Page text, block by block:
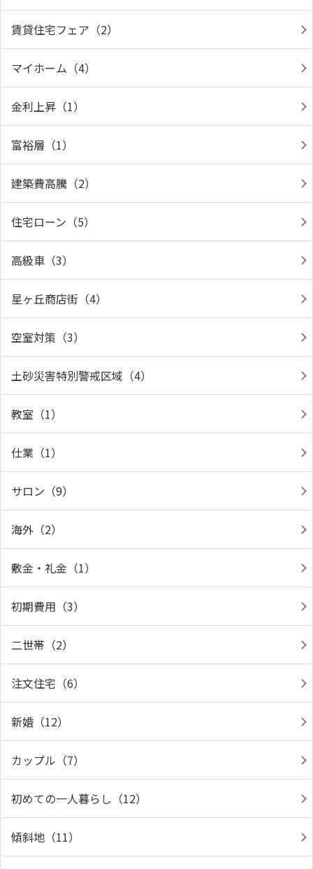
賃貸住宅フェア（2）
マイホーム（4）
金利上昇（1）
富裕層（1）
建築費高騰（2）
住宅ローン（5）
高級車（3）
星ヶ丘商店街（4）
空室対策（3）
土砂災害特別警戒区域（4）
教室（1）
仕業（1）
サロン（9）
海外（2）
敷金・礼金（1）
初期費用（3）
二世帯（2）
注文住宅（6）
新婚（12）
カップル（7）
初めての一人暮らし（12）
傾斜地（11）